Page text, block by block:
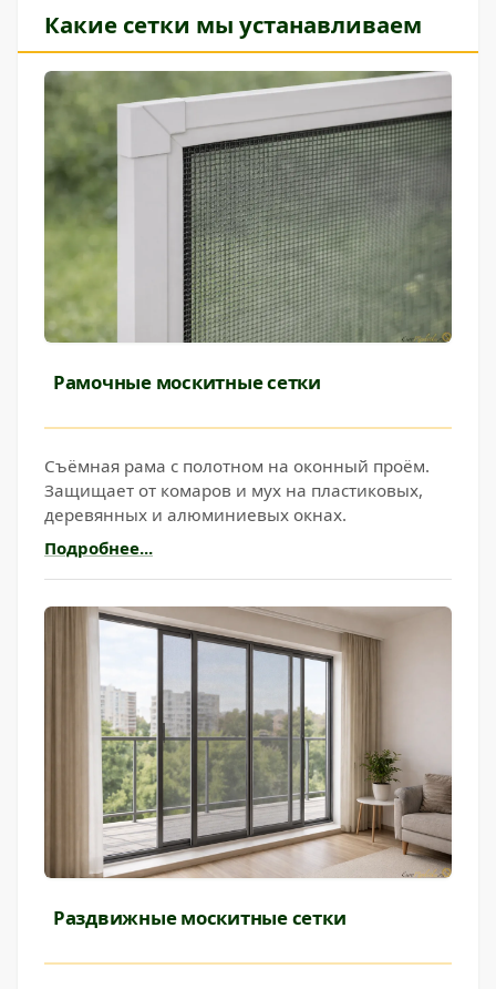
Какие сетки мы устанавливаем
Рамочные москитные сетки
Съёмная рама с полотном на оконный проём.
Защищает от комаров и мух на пластиковых,
деревянных и алюминиевых окнах.
Подробнее...
Раздвижные москитные сетки